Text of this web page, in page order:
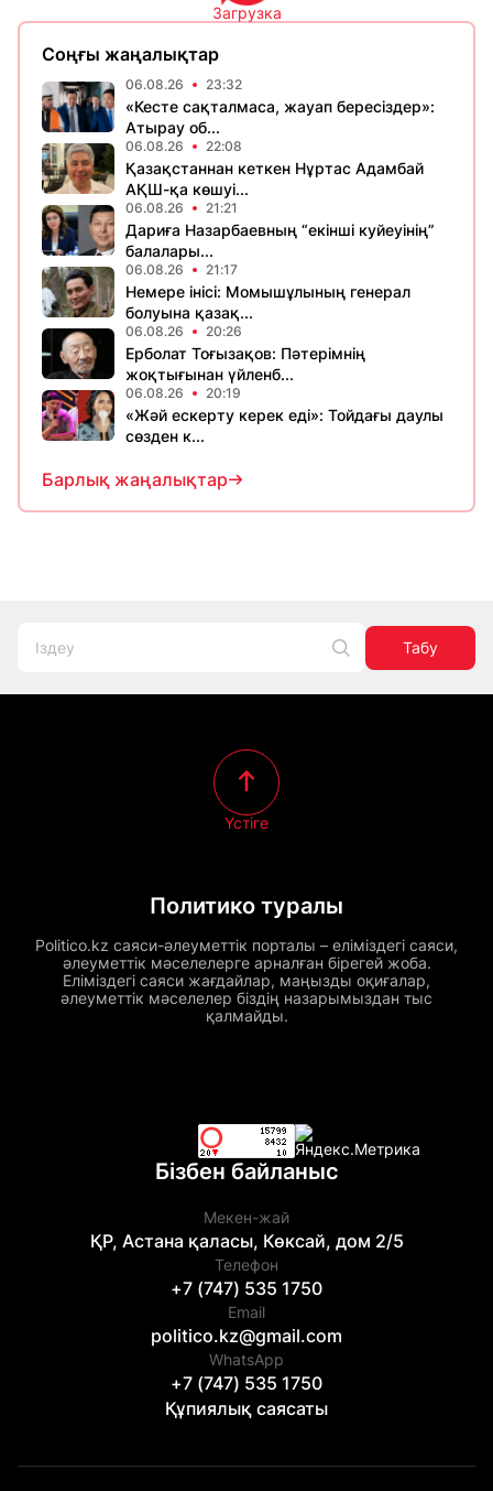
Загрузка
Соңғы жаңалықтар
06.08.26 23:32
«Кесте сақталмаса, жауап бересіздер»:
Атырау об...
06.08.26 22:08
Қазақстаннан кеткен Нұртас Адамбай
АҚШ-қа көшуі...
06.08.26 21:21
Дариға Назарбаевның “екінші куйеуінің”
балалары...
06.08.26 21:17
Немере інісі: Момышұлының генерал
болуына қазақ...
06.08.26 20:26
Ерболат Тоғызақов: Пәтерімнің
жоқтығынан үйленб...
06.08.26 20:19
«Жәй ескерту керек еді»: Тойдағы даулы
сөзден к...
Барлық жаңалықтар
Табу
Политико туралы
Politico.kz саяси-әлеуметтік порталы – еліміздегі саяси,
әлеуметтік мәселелерге арналған бірегей жоба.
Еліміздегі саяси жағдайлар, маңызды оқиғалар,
әлеуметтік мәселелер біздің назарымыздан тыс
қалмайды.
Үстіге
Бізбен байланыс
Мекен-жай
ҚР, Астана қаласы, Көксай, дом 2/5
Телефон
+7 (747) 535 1750
Email
politico.kz@gmail.com
WhatsApp
+7 (747) 535 1750
Құпиялық саясаты